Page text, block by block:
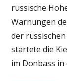
russische
Warnungen
der
startete die
im Donbass